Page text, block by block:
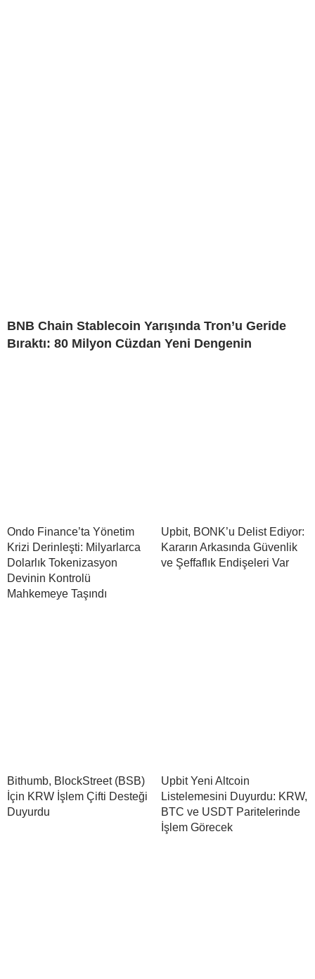
BNB Chain Stablecoin Yarışında Tron’u Geride
Bıraktı: 80 Milyon Cüzdan Yeni Dengenin
Ondo Finance’ta Yönetim
Krizi Derinleşti: Milyarlarca
Dolarlık Tokenizasyon
Devinin Kontrolü
Mahkemeye Taşındı
Upbit, BONK’u Delist Ediyor:
Kararın Arkasında Güvenlik
ve Şeffaflık Endişeleri Var
Bithumb, BlockStreet (BSB)
İçin KRW İşlem Çifti Desteği
Duyurdu
Upbit Yeni Altcoin
Listelemesini Duyurdu: KRW,
BTC ve USDT Paritelerinde
İşlem Görecek